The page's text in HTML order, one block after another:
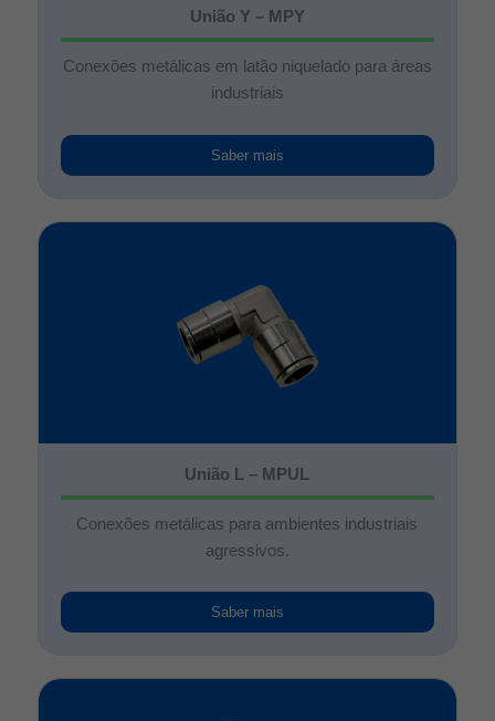
União Y – MPY
Conexões metálicas em latão niquelado para áreas
industriais
Saber mais
União L – MPUL
Conexões metálicas para ambientes industriais
agressivos.
Saber mais